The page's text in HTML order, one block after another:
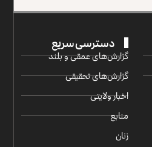
دسترسی سریع
گزارش‌‌های عمقی و بلند
گزارش‌های تحقیقی
اخبار ولایتی
منابع
زنان